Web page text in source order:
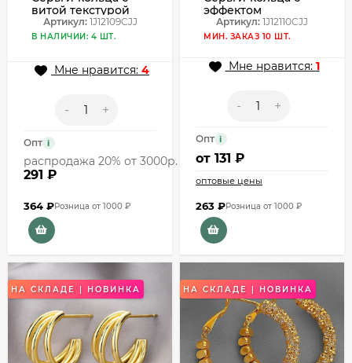
витой текстурой
1J12109CJJ
Артикул:1J12109CJJ
В НАЛИЧИИ: 4 ШТ.
Мне нравится: 4
- +
Опт i
распродажа 20% от 3000р.
291 ₽
364 ₽Розница от 1000 ₽
эффектом
перекрута
1J12110CJJ
Артикул: 1J12110CJJ
МИН. ЗАКАЗ 10 ШТ.
Мне нравится: 1
- +
Опт i
от 131 ₽
оптовые цены
263 ₽Розница от 1000 ₽
НА СКЛАДЕ | НОВИНКА НА СКЛАДЕ | НОВИНКА